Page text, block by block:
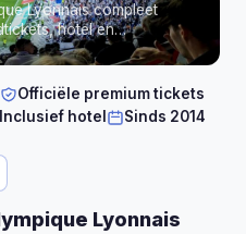
Lyonnais compleet
hotel en
bevestigd.
Officiële premium tickets
Inclusief hotel Sinds 2014
Lyonnais